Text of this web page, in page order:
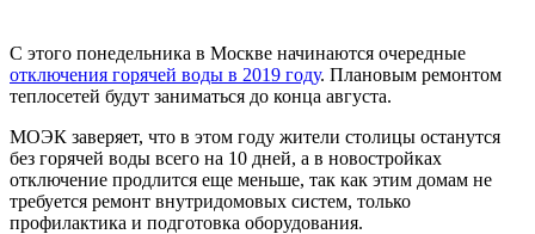
С этого понедельника в Москве начинаются очередные
отключения горячей воды в 2019 году. Плановым ремонтом
теплосетей будут заниматься до конца августа.
МОЭК заверяет, что в этом году жители столицы останутся
без горячей воды всего на 10 дней, а в новостройках
отключение продлится еще меньше, так как этим домам не
требуется ремонт внутридомовых систем, только
профилактика и подготовка оборудования.